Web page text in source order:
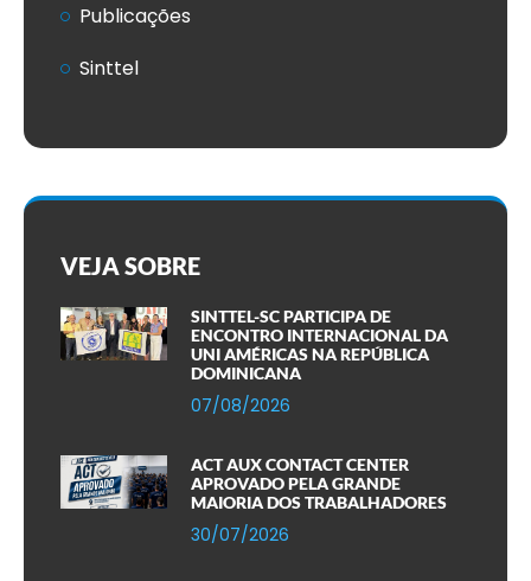
Publicações
Sinttel
VEJA SOBRE
SINTTEL-SC PARTICIPA DE
ENCONTRO INTERNACIONAL DA
UNI AMÉRICAS NA REPÚBLICA
DOMINICANA
07/08/2026
ACT AUX CONTACT CENTER
APROVADO PELA GRANDE
MAIORIA DOS TRABALHADORES
30/07/2026